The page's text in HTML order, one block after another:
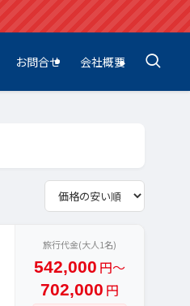
お問合せ 会社概要
旅行代金(大人1名)
542,000 円〜
702,000 円